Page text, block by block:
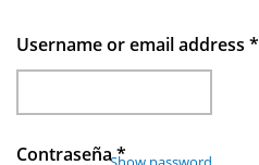
Username or email address *
Contraseña*